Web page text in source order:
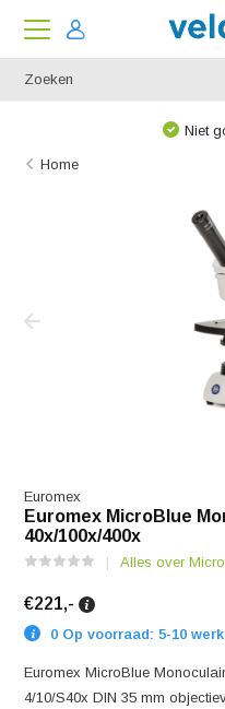
Niet
Home
Euromex
Euromex MicroBlue
40x/100x/400x
Alles over
€221,-
0 Op voorraad: 5-10
Euromex MicroBlue
4/10/S40x DIN 35 mm